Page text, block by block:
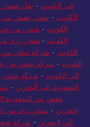
إلى الكويت - نقل عفش
الكويت - شحن عفش من
الكويت - شحن من جدة
الكويت - شحن بري من
الكويت - شركة شحن من
الكويت - شركة شحن من
الي الكويت - شركة شحن
السعودية الي البحرين -
عفش من السعودية
البحرين - شحن بري من
الي البحرين - شركة